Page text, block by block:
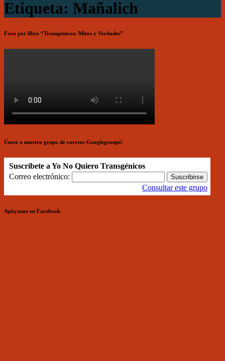
Etiqueta: Mañalich
Foro por libro “Transgénicos: Mitos y Verdades”
Únete a nuestro grupo de correos Googlegroups!
Suscríbete a Yo No Quiero Transgénicos
Correo electrónico:
Consultar este grupo
Apóyanos en Facebook